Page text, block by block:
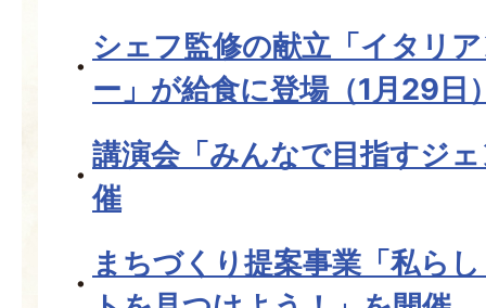
シェフ監修の献立「イタリ
ー」が給食に登場（1月29日
講演会「みんなで目指すジ
催
まちづくり提案事業「私ら